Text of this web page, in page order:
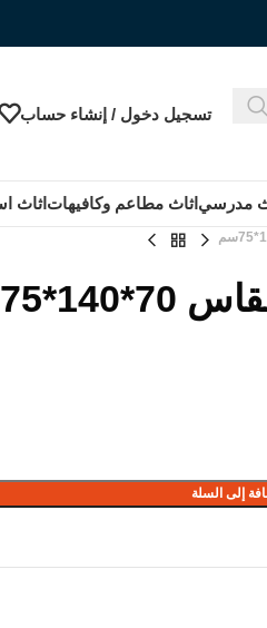
تسجيل دخول / إنشاء حساب
مدرسي اثاث مطاعم وكافيهات اثاث
إلى السلة